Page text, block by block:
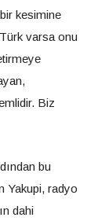
kesimine
varsa onu
Biz
bu
Yakupi, radyo
dahi